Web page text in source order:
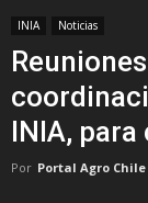
INIA Noticias
INIA, para
Por Portal Agro